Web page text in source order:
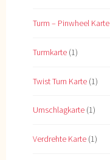
Turm – Pinwheel Karte
Turmkarte (1)
Twist Turn Karte (1)
Umschlagkarte (1)
Verdrehte Karte (1)